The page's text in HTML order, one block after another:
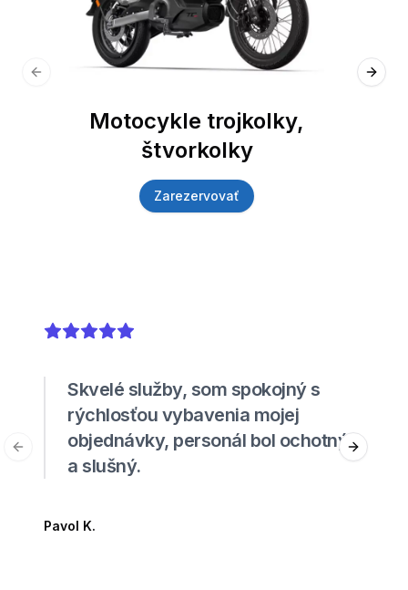
Motocykle trojkolky,
štvorkolky
Zarezervovať
Previous slide Next
5out of 5 stars
Skvelé služby, som spokojný s
rýchlosťou vybavenia mojej
objednávky, personál bol ochotný
a slušný.
Pavol K.
Previous slide Next